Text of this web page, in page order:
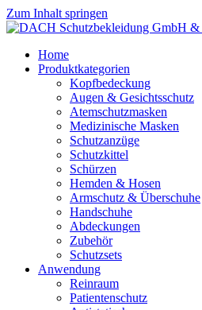
Zum Inhalt springen
Home
Produktkategorien
Kopfbedeckung
Augen & Gesichtsschutz
Atemschutzmasken
Medizinische Masken
Schutzanzüge
Schutzkittel
Schürzen
Hemden & Hosen
Armschutz & Überschuhe
Handschuhe
Abdeckungen
Zubehör
Schutzsets
Anwendung
Reinraum
Patientenschutz